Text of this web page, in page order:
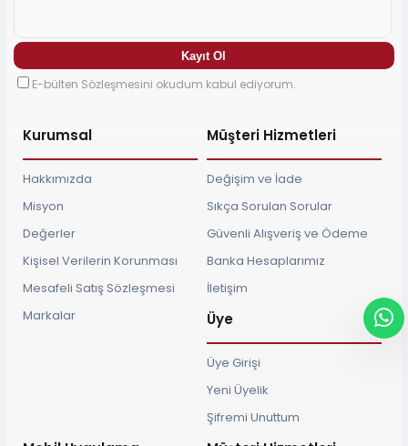
E-bülten Sözleşmesini okudum kabul ediyorum.
Kurumsal
Hakkımızda
Misyon
Değerler
Kişisel Verilerin Korunması
Mesafeli Satış Sözleşmesi
Markalar
Müşteri Hizmetleri
Değişim ve İade
Sıkça Sorulan Sorular
Güvenli Alışveriş ve Ödeme
Banka Hesaplarımız
İletişim
Üye
Üye Girişi
Yeni Üyelik
Şifremi Unuttum